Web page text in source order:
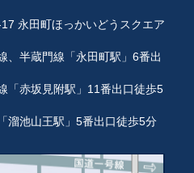
永田町ほっかいどうスクエア
、半蔵門線「永田町駅」6番出
「赤坂見附駅」11番出口徒歩5
溜池山王駅」5番出口徒歩5分